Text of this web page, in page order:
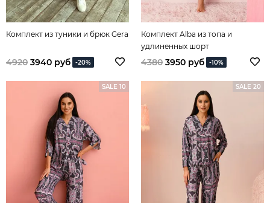
Комплект из туники и брюк Gera
4920 3940 руб -20%
Комплект Alba из топа и
удлиненных шорт
4380 3950 руб -10%
SALE 10 SALE 20